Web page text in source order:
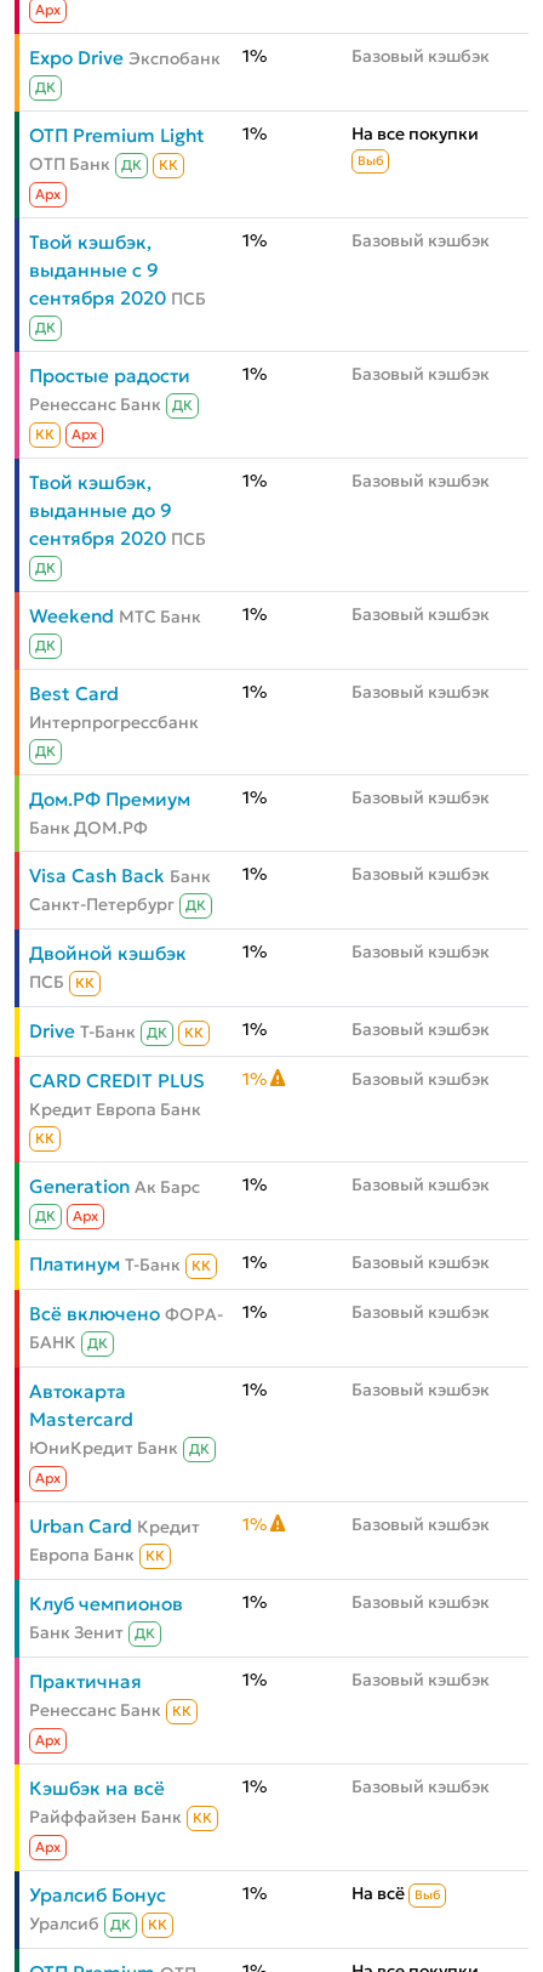
Aрх
Expo Drive Экспобанк
ДК
1% Базовый кэшбэк
ОТП Premium Light
ОТП Банк ДК
КК
Aрх
1% На все покупки
Выб
Твой кэшбэк,
выданные с 9
сентября 2020 ПСБ
ДК
1% Базовый кэшбэк
Простые радости
Ренессанс Банк
ДК
КК
Aрх
1% Базовый кэшбэк
Твой кэшбэк,
выданные до 9
сентября 2020 ПСБ
ДК
1% Базовый кэшбэк
Weekend МТС Банк
ДК
1% Базовый кэшбэк
Best Card
Интерпрогрессбанк
ДК
1% Базовый кэшбэк
Дом.РФ Премиум
Банк ДОМ.РФ
1% Базовый кэшбэк
Visa Cash Back Банк
Санкт-Петербург
ДК
1% Базовый кэшбэк
Двойной кэшбэк
ПСБ КК
1% Базовый кэшбэк
Drive Т-Банк ДК КК 1% Базовый кэшбэк
CARD CREDIT PLUS
Кредит Европа Банк
КК
1% Базовый кэшбэк
Generation Ак Барс
ДК Aрх
1% Базовый кэшбэк
Платинум Т-Банк КК 1% Базовый кэшбэк
Всё включено ФОРА-
БАНК
ДК
1% Базовый кэшбэк
Автокарта
Mastercard
ЮниКредит Банк
ДК
Aрх
1% Базовый кэшбэк
Urban Card Кредит
Европа Банк
КК
1% Базовый кэшбэк
Клуб чемпионов
Банк Зенит ДК
1% Базовый кэшбэк
Практичная
Ренессанс Банк
КК
Aрх
1% Базовый кэшбэк
Кэшбэк на всё
Райффайзен Банк
КК
Aрх
1% Базовый кэшбэк
Уралсиб Бонус
Уралсиб ДК КК
1% На всё Выб